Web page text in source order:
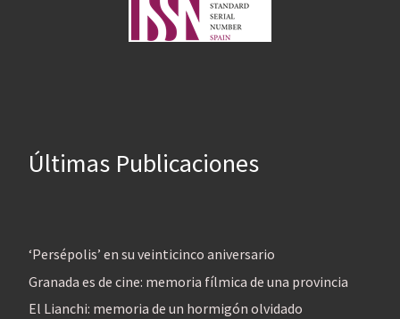
Últimas Publicaciones
‘Persépolis’ en su veinticinco aniversario
Granada es de cine: memoria fílmica de una provincia
El Lianchi: memoria de un hormigón olvidado